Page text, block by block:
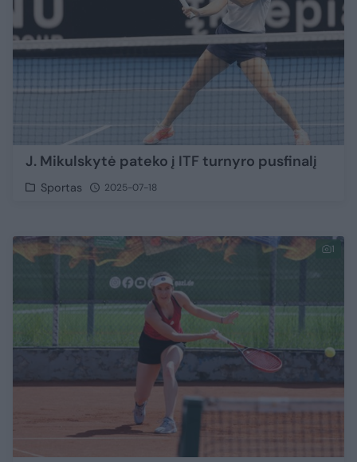
J. Mikulskytė pateko į ITF turnyro pusfinalį
Sportas 2025-07-18
1